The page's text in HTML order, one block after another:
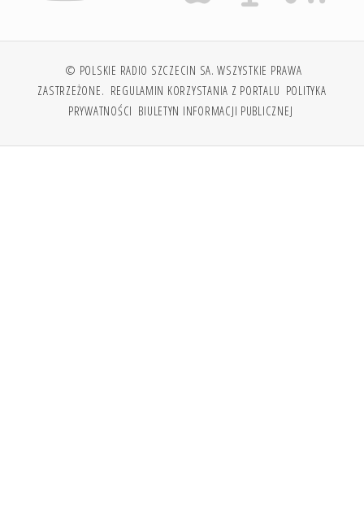
© POLSKIE RADIO SZCZECIN SA. WSZYSTKIE PRAWA
ZASTRZEŻONE. REGULAMIN KORZYSTANIA Z PORTALU POLITYKA
PRYWATNOŚCI BIULETYN INFORMACJI PUBLICZNEJ